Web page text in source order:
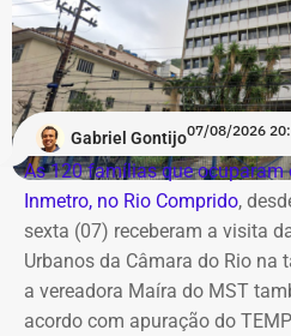
fortes
Já no domingo (9), o vento
previsão aponta rajadas entre
todo o estado do Rio. O
chegada de uma nova frente
Sudeste.
Na cidade do Rio, o domingo
mínima prevista de 21°C e
indica sol entre nuvens
Gabriel Gontijo07/08/2026
As 120 famílias que ocuparam
Inmetro, no Rio Comprido,
sexta (07) receberam a visita
Urbanos da Câmara do Rio na
a vereadora Maíra do MST
acordo com apuração do